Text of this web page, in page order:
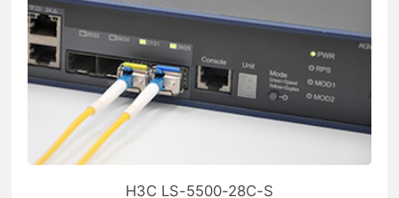
H3C LS-5500-28C-S